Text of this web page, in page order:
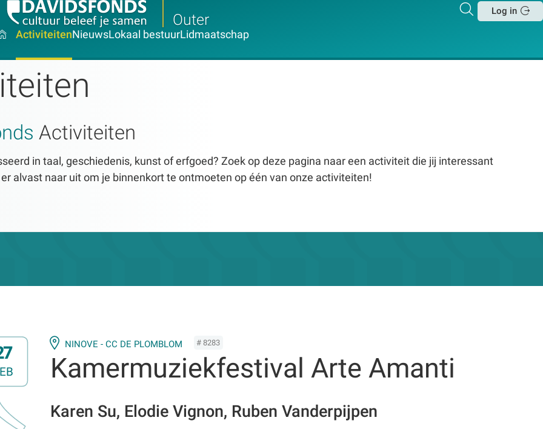
Outer
Zoeken
Log in
ActiviteitenNieuwsLokaal bestuurLidmaatschap
Activiteiten
in taal, geschiedenis, kunst of erfgoed? Zoek op deze pagina naar een activiteit die jij interessant
alvast naar uit om je binnenkort te ontmoeten op één van onze activiteiten!
NINOVE - CC DE PLOMBLOM # 8283
Kamermuziekfestival Arte Amanti
Karen Su, Elodie Vignon, Ruben Vanderpijpen